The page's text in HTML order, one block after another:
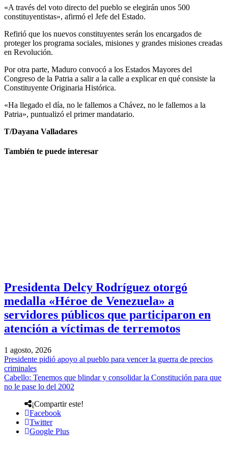
«A través del voto directo del pueblo se elegirán unos 500
constituyentistas», afirmó el Jefe del Estado.
Refirió que los nuevos constituyentes serán los encargados de
proteger los programa sociales, misiones y grandes misiones creadas
en Revolución.
Por otra parte, Maduro convocó a los Estados Mayores del
Congreso de la Patria a salir a la calle a explicar en qué consiste la
Constituyente Originaria Histórica.
«Ha llegado el día, no le fallemos a Chávez, no le fallemos a la
Patria», puntualizó el primer mandatario.
T/Dayana Valladares
También te puede interesar
Presidenta Delcy Rodríguez otorgó
medalla «Héroe de Venezuela» a
servidores públicos que participaron en
atención a víctimas de terremotos
1 agosto, 2026
Presidente pidió apoyo al pueblo para vencer la guerra de precios
criminales
Cabello: Tenemos que blindar y consolidar la Constitución para que
no le pase lo del 2002
¡Compartir este!
Facebook
Twitter
Google Plus